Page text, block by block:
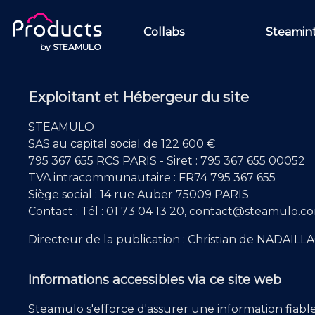
by STEAMULO
Collabs
Exploitant et Hébergeur du site
STEAMULO
SAS au capital social de 122 600 €
795 367 655 RCS PARIS - Siret : 795 367 655 00052
TVA intracommunautaire : FR74 795 367 655
Siège social : 14 rue Auber 75009 PARIS
Contact : Tél : 01 73 04 13 20,
Directeur de la publication : Christian de
Informations accessibles via ce site web
Steamulo s'efforce d'assurer une information